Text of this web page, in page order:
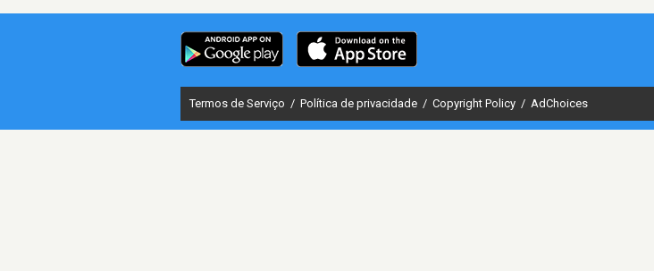
Termos de Serviço / Política de privacidade / Copyright Policy / AdChoices